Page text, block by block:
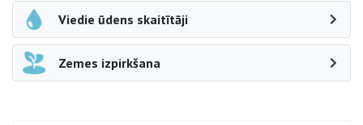
Viedie ūdens skaitītāji
Zemes izpirkšana